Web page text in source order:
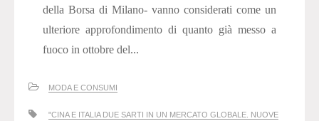
della Borsa di Milano- vanno considerati come un
ulteriore approfondimento di quanto già messo a
fuoco in ottobre del...
MODA E CONSUMI
"CINA E ITALIA DUE SARTI IN UN MERCATO GLOBALE. NUOVE